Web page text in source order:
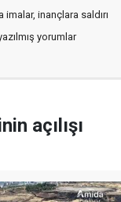
inançlara saldırı
yorumlar
açılışı